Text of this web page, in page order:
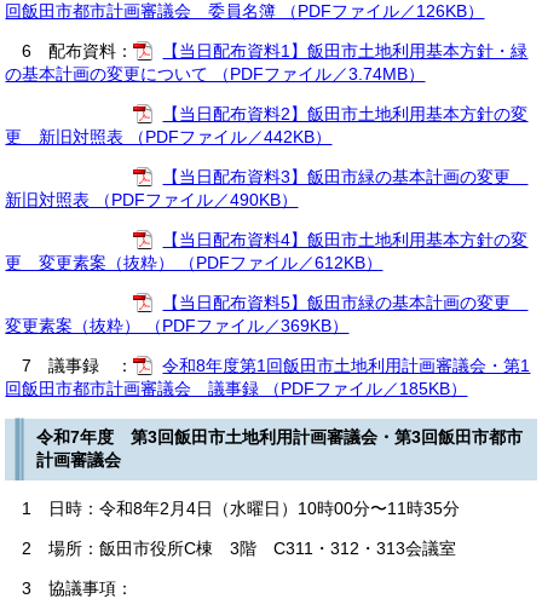
回飯田市都市計画審議会 委員名簿 （PDFファイル／126KB）
6 配布資料：
【当日配布資料1】飯田市土地利用基本方針・緑
の基本計画の変更について （PDFファイル／3.74MB）
【当日配布資料2】飯田市土地利用基本方針の変
更 新旧対照表 （PDFファイル／442KB）
【当日配布資料3】飯田市緑の基本計画の変更
新旧対照表 （PDFファイル／490KB）
【当日配布資料4】飯田市土地利用基本方針の変
更 変更素案（抜粋） （PDFファイル／612KB）
【当日配布資料5】飯田市緑の基本計画の変更
変更素案（抜粋） （PDFファイル／369KB）
7 議事録 ：
令和8年度第1回飯田市土地利用計画審議会・第1
回飯田市都市計画審議会 議事録 （PDFファイル／185KB）
令和7年度 第3回飯田市土地利用計画審議会・第3回飯田市都市
計画審議会
1 日時：令和8年2月4日（水曜日）10時00分〜11時35分
2 場所：飯田市役所C棟 3階 C311・312・313会議室
3 協議事項：